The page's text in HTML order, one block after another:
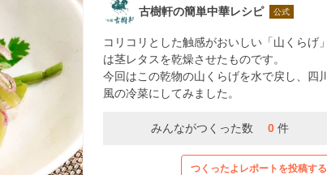
古樹軒の簡単中華レシピ 公式
コリコリとした触感がおいしい「山くらげ」
は茎レタスを乾燥させたものです。
今回はこの乾物の山くらげを水で戻し、四川
風の冷菜にしてみました。
みんながつくった数 0 件
つくったよレポートを投稿する